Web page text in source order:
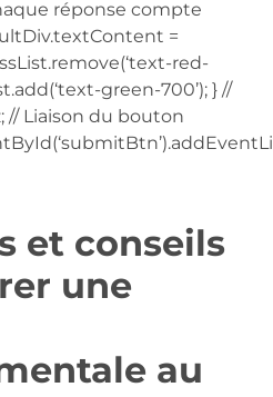
réponse compte
=
red-
green-700’); } //
// Liaison du bouton
et conseils
une
au